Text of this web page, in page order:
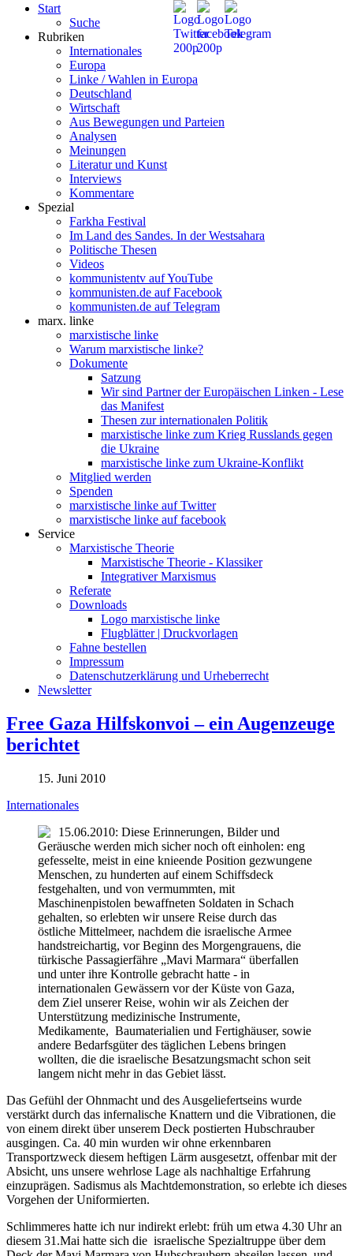
Start
Suche
Rubriken
Internationales
Europa
Linke / Wahlen in Europa
Deutschland
Wirtschaft
Aus Bewegungen und Parteien
Analysen
Meinungen
Literatur und Kunst
Interviews
Kommentare
Spezial
Farkha Festival
Im Land des Sandes. In der Westsahara
Politische Thesen
Videos
kommunistentv auf YouTube
kommunisten.de auf Facebook
kommunisten.de auf Telegram
marx. linke
marxistische linke
Warum marxistische linke?
Dokumente
Satzung
Wir sind Partner der Europäischen Linken - Lese
das Manifest
Thesen zur internationalen Politik
marxistische linke zum Krieg Russlands gegen
die Ukraine
marxistische linke zum Ukraine-Konflikt
Mitglied werden
Spenden
marxistische linke auf Twitter
marxistische linke auf facebook
Service
Marxistische Theorie
Marxistische Theorie - Klassiker
Integrativer Marxismus
Referate
Downloads
Logo marxistische linke
Flugblätter | Druckvorlagen
Fahne bestellen
Impressum
Datenschutzerklärung und Urheberrecht
Newsletter
Free Gaza Hilfskonvoi – ein Augenzeuge
berichtet
15. Juni 2010
Internationales
15.06.2010: Diese Erinnerungen, Bilder und
Geräusche werden mich sicher noch oft einholen: eng
gefesselte, meist in eine knieende Position gezwungene
Menschen, zu hunderten auf einem Schiffsdeck
festgehalten, und von vermummten, mit
Maschinenpistolen bewaffneten Soldaten in Schach
gehalten, so erlebten wir unsere Reise durch das
östliche Mittelmeer, nachdem die israelische Armee
handstreichartig, vor Beginn des Morgengrauens, die
türkische Passagierfähre „Mavi Marmara“ überfallen
und unter ihre Kontrolle gebracht hatte - in
internationalen Gewässern vor der Küste von Gaza,
dem Ziel unserer Reise, wohin wir als Zeichen der
Unterstützung medizinische Instrumente,
Medikamente, Baumaterialien und Fertighäuser, sowie
andere Bedarfsgüter des täglichen Lebens bringen
wollten, die die israelische Besatzungsmacht schon seit
langem nicht mehr in das Gebiet lässt.
Das Gefühl der Ohnmacht und des Ausgeliefertseins wurde
verstärkt durch das infernalische Knattern und die Vibrationen, die
von einem direkt über unserem Deck postierten Hubschrauber
ausgingen. Ca. 40 min wurden wir ohne erkennbaren
Transportzweck diesem heftigen Lärm ausgesetzt, offenbar mit der
Absicht, uns unsere wehrlose Lage als nachhaltige Erfahrung
einzuprägen. Sadismus als Machtdemonstration, so erlebte ich dieses
Vorgehen der Uniformierten.
Schlimmeres hatte ich nur indirekt erlebt: früh um etwa 4.30 Uhr an
diesem 31.Mai hatte sich die israelische Spezialtruppe über dem